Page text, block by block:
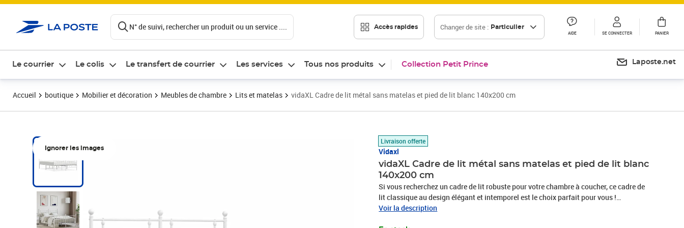
N° de suivi, rechercher un produit ou un service .... Accès rapides Changer de site : Particulier
AIDE SE CONNECTER PANIER
Le courrier Le colis Le transfert de courrier Les services Tous nos produits Collection Petit Prince Laposte.net
Accueil boutique Mobilier et décoration Meubles de chambre Lits et matelas vidaXL Cadre de lit métal sans matelas et pied de lit blanc 140x200 cm
Ignorer les images
Livraison offerte
Vidaxl
vidaXL Cadre de lit métal sans matelas et pied de lit blanc
140x200 cm
Si vous recherchez un cadre de lit robuste pour votre chambre à coucher, ce cadre de
lit classique au design élégant et intemporel est le choix parfait pour vous !
Construction métallique robuste : le cadre de lit est en acier enduit de poudre. L'acier
Voir la description
Prix barré 146,99 €
Prix 104,89€